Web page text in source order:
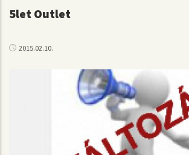
5let Outlet
2015.02.10.